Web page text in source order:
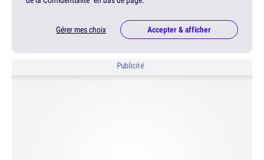
Gérer mes choix Accepter & afficher
Publicité